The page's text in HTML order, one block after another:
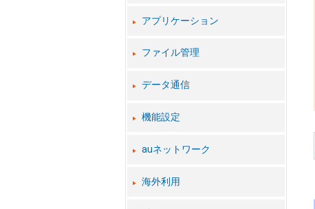
アプリケーション
ファイル管理
データ通信
機能設定
auネットワーク
海外利用